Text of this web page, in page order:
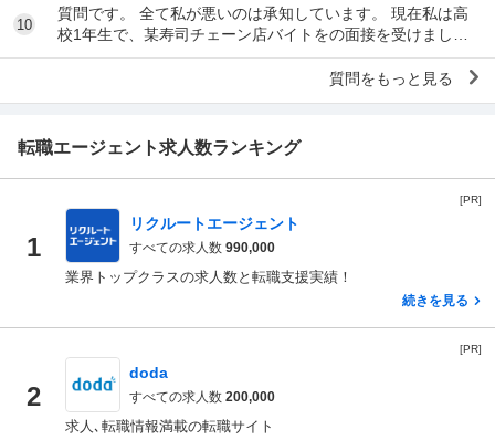
10
質問です。 全て私が悪いのは承知しています。 現在私は高
校1年生で、某寿司チェーン店バイトをの面接を受けまし
た。面接をし、その場で採用をもらいました。そし...
質問をもっと見る
転職エージェント求人数ランキング
[PR]
1
リクルートエージェント
すべての求人数 990,000
業界トップクラスの求人数と転職支援実績！
続きを見る
[PR]
2
doda
すべての求人数 200,000
求人､転職情報満載の転職サイト